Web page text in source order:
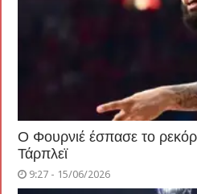
Ο Φουρνιέ έσπασε το
Τάρπλεϊ
9:27 - 15/06/2026